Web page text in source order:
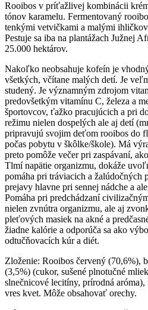
Rooibos v príťažlivej kombinácii
tónov karamelu. Fermentovaný
tenkými vetvičkami a malými
Pestuje sa iba na plantážach Južnej
25.000 hektárov.
Nakoľko neobsahuje kofeín je
všetkých, včítane malých detí. Je
studený. Je významným zdrojom
predovšetkým vitamínu C, železa a
športovcov, ťažko pracujúcich a pri
režimu nielen dospelých ale aj detí
pripravujú svojim deťom rooibos do
počas pobytu v škôlke/škole). Má
preto pomôže večer pri zaspávaní,
Tlmí napätie organizmu, dokáže
pomáha pri tráviacich a žalúdočných
prejavy hlavne pri sennej nádche a
Pomáha pri predchádzaní
nielen zvnútra organizmu, ale aj
pleťových masiek na akné a
žiadne kalórie a odporúča sa ako
odtučňovacích kúr a diét.
Zloženie: Rooibos červený (70,6%),
(3,5%) (cukor, sušené plnotučné
slnečnicové lecitíny, prírodná
vres kvet. Môže obsahovať orechy.